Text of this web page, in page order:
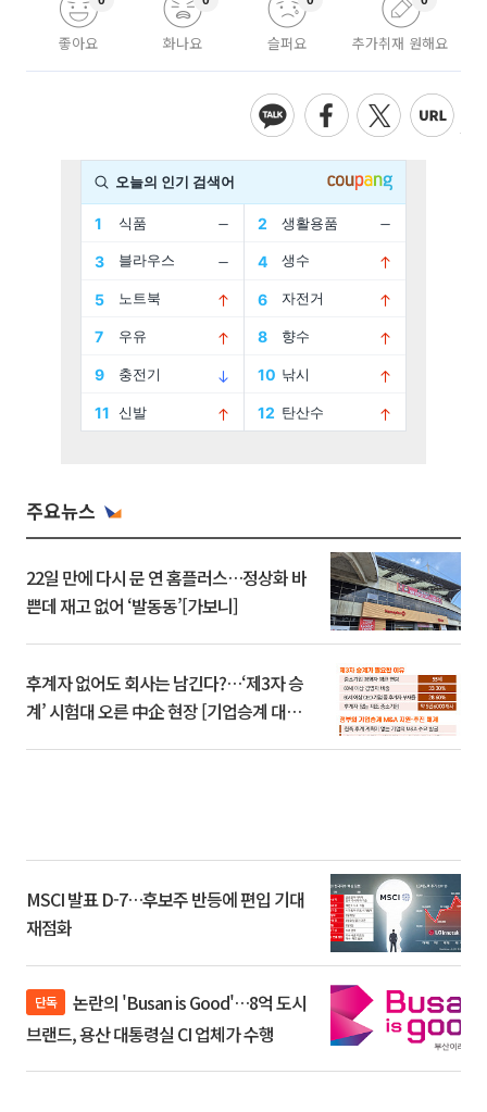
좋아요 화나요 슬퍼요 추가취재 원해요
주요뉴스
22일 만에 다시 문 연 홈플러스…정상화 바
쁜데 재고 없어 ‘발동동’[가보니]
후계자 없어도 회사는 남긴다?…‘제3자 승
계’ 시험대 오른 中企 현장 [기업승계 대전
MSCI 발표 D-7…후보주 반등에 편입 기대
재점화
단독
브랜드, 용산 대통령실 CI 업체가 수행